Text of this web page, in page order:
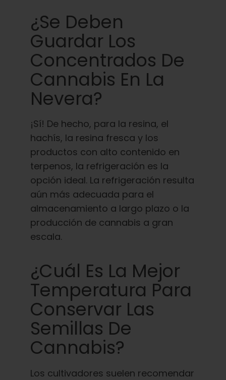
¿Se Deben
Guardar Los
Concentrados De
Cannabis En La
Nevera?
¡Sí! De hecho, para la resina, el
hachís, la resina fresca y los
productos con alto contenido en
terpenos, la refrigeración es la
opción ideal. La refrigeración resulta
aún más adecuada para el
almacenamiento a largo plazo o la
producción de cannabis a gran
escala.
¿Cuál Es La Mejor
Temperatura Para
Conservar Las
Semillas De
Cannabis?
Los cultivadores suelen recomendar